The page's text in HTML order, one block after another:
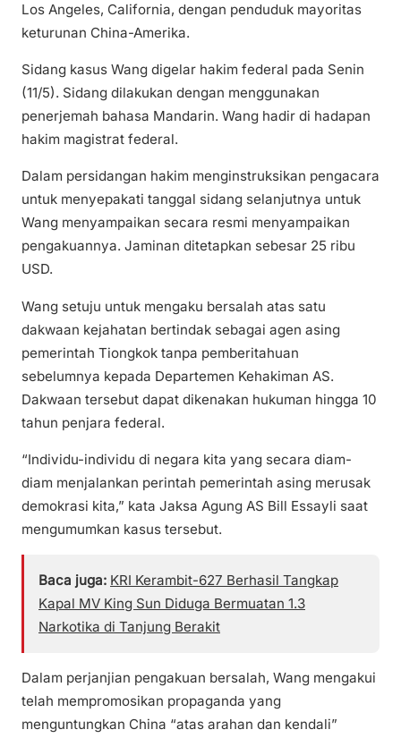
Los Angeles, California, dengan penduduk mayoritas
keturunan China-Amerika.
Sidang kasus Wang digelar hakim federal pada Senin
(11/5). Sidang dilakukan dengan menggunakan
penerjemah bahasa Mandarin. Wang hadir di hadapan
hakim magistrat federal.
Dalam persidangan hakim menginstruksikan pengacara
untuk menyepakati tanggal sidang selanjutnya untuk
Wang menyampaikan secara resmi menyampaikan
pengakuannya. Jaminan ditetapkan sebesar 25 ribu
USD.
Wang setuju untuk mengaku bersalah atas satu
dakwaan kejahatan bertindak sebagai agen asing
pemerintah Tiongkok tanpa pemberitahuan
sebelumnya kepada Departemen Kehakiman AS.
Dakwaan tersebut dapat dikenakan hukuman hingga 10
tahun penjara federal.
“Individu-individu di negara kita yang secara diam-
diam menjalankan perintah pemerintah asing merusak
demokrasi kita,” kata Jaksa Agung AS Bill Essayli saat
mengumumkan kasus tersebut.
Baca juga: KRI Kerambit-627 Berhasil Tangkap
Kapal MV King Sun Diduga Bermuatan 1.3
Narkotika di Tanjung Berakit
Dalam perjanjian pengakuan bersalah, Wang mengakui
telah mempromosikan propaganda yang
menguntungkan China “atas arahan dan kendali”